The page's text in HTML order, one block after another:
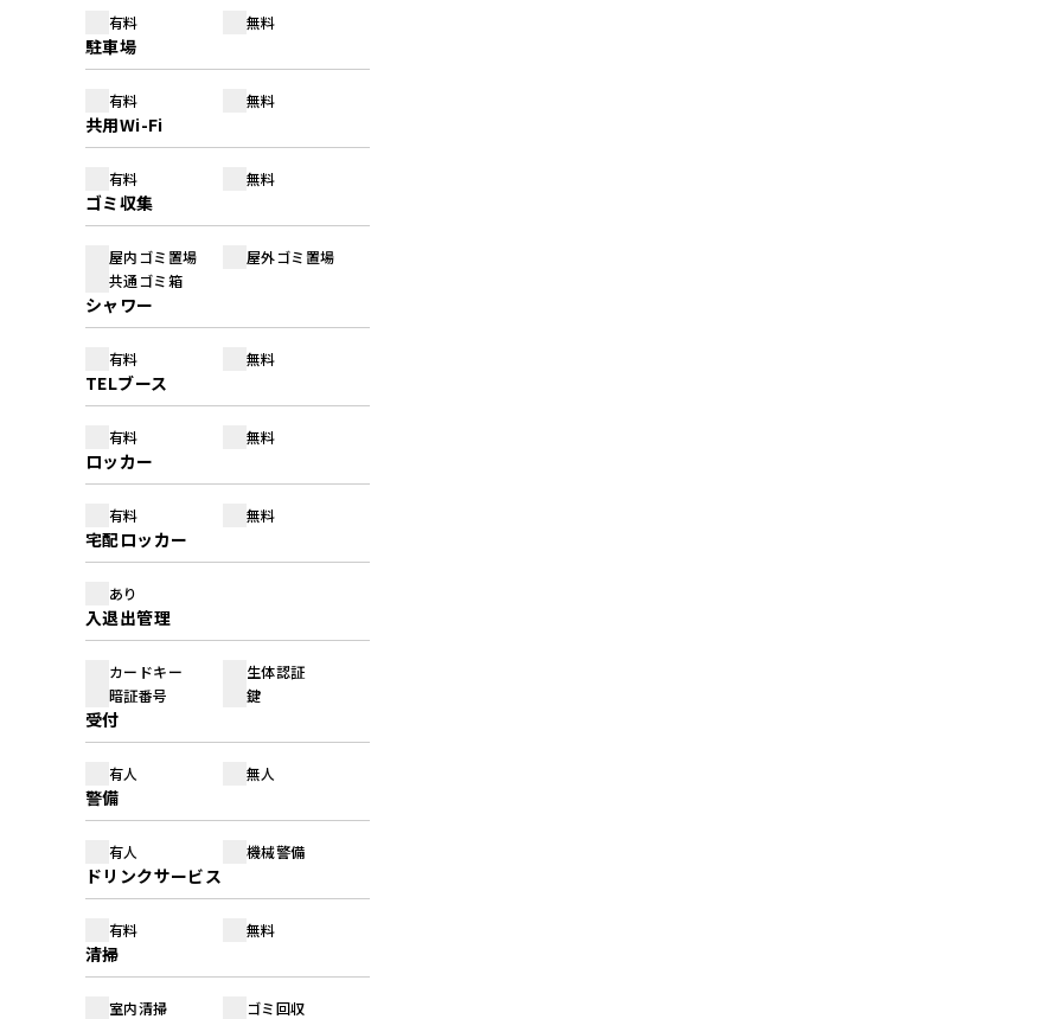
有料 無料
駐車場
有料 無料
共用Wi-Fi
有料 無料
ゴミ収集
屋内ゴミ置場
屋外ゴミ置場
共通ゴミ箱
シャワー
有料 無料
TELブース
有料 無料
ロッカー
有料 無料
宅配ロッカー
あり
入退出管理
カードキー
生体認証
暗証番号
鍵
受付
有人 無人
警備
有人 機械警備
ドリンクサービス
有料 無料
清掃
室内清掃 ゴミ回収